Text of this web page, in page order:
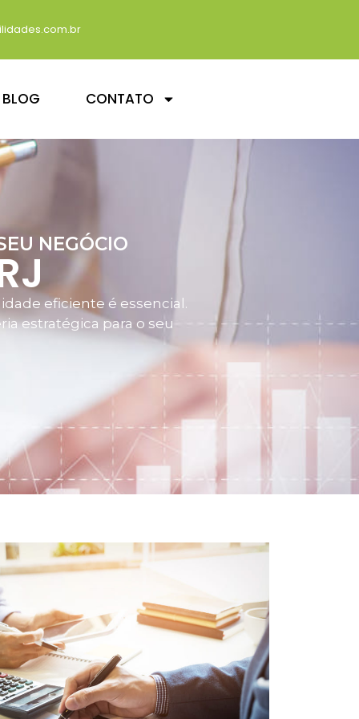
BLOG CONTATO
NEGÓCIO
eficiente é essencial.
estratégica para o seu